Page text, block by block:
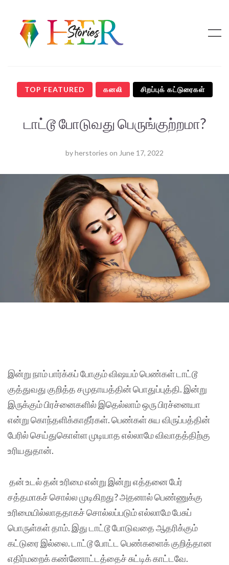
TOP FEATURED கனலி சிறப்புக் கட்டுரைகள்
டாட்டூ போடுவது பெருங்குற்றமா?
byherstories on June 17, 2022
இன்று நாம் பார்க்கப் போகும் விஷயம் பெண்கள் டாட்டூ
குத்துவது குறித்த சமுதாயத்தின் பொதுப்புத்தி. இன்று
இருக்கும் பிரச்னைகளில் இதெல்லாம் ஒரு பிரச்னையா
என்று கொந்தளிக்காதீர்கள். பெண்கள் சுய விருப்பத்தின்
பேரில் செய்துகொள்ள முடியாத எல்லாமே விவாதத்திற்கு
உரியதுதான்.
தன் உடல் தன் உரிமை என்று இன்று எத்தனை பேர்
சத்தமாகச் சொல்ல முடிகிறது? அதனால் பெண்ணுக்கு
உரிமையில்லாததாகச் சொல்லப்படும் எல்லாமே பேசுப்
பொருள்கள் தாம். இது டாட்டூ போடுவதை ஆதரிக்கும்
கட்டுரை இல்லை. டாட்டூ போட்ட பெண்களைக் குறித்தான
எதிர்மறைக் கண்ணோட்டத்தைச் சுட்டிக் காட்டவே.